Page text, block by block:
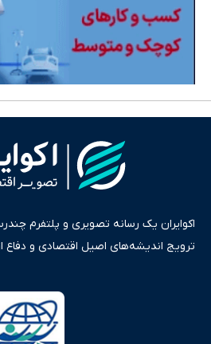
اکوایران یک رسانه تصویری و پلتفرم
ترویج اندیشه‌های اصیل اقتصادی و دفاع از
ایران و جهان را در قالب‌های ویدیو،
پایش می‌کند. این رسانه به عنوان منبعی
اطلاع‌رسانی صرف، به تبیین سیاست‌ها و
سرمایه‌گذاری، تجارت و حوزه‌های نوظهور